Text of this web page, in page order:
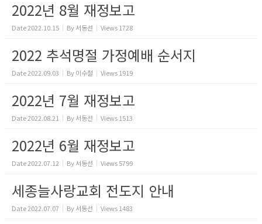
2022년 8월 재정보고
Date2022.10.15 By서동선 Views1728
2022 추석명절 가정예배 순서지
Date2022.09.03 By이수철 Views1919
2022년 7월 재정보고
Date2022.08.21 By서동선 Views1513
2022년 6월 재정보고
Date2022.07.12 By서동선 Views5799
세종늘사랑교회 전도지 안내
Date2022.07.07 By서동선 Views1483